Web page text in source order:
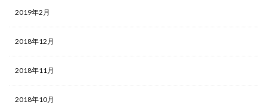
2019年2月
2018年12月
2018年11月
2018年10月